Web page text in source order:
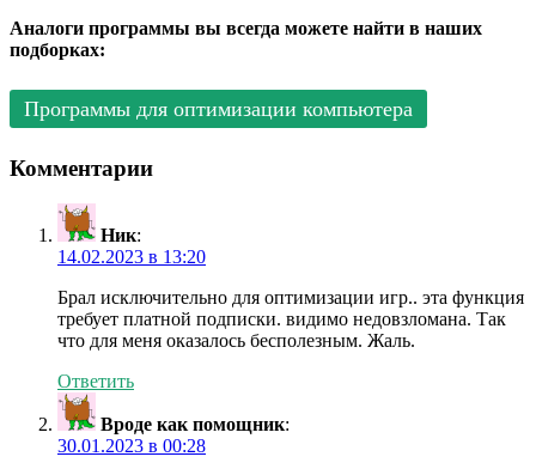
Аналоги программы вы всегда можете найти в наших
подборках:
Программы для оптимизации компьютера
Комментарии
Ник:
14.02.2023 в 13:20
Брал исключительно для оптимизации игр.. эта функция
требует платной подписки. видимо недовзломана. Так
что для меня оказалось бесполезным. Жаль.
Ответить
Вроде как помощник:
30.01.2023 в 00:28